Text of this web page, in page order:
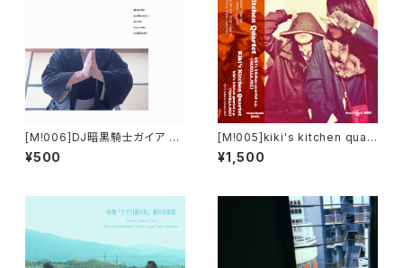
[M!006]DJ暗黒騎士ガイア - r
estless priest
¥500
[M​!​005​]​kiki's kitchen quart
et - kiki's kitchen quartet
e​.​p. (VANILLA​.​MIX)
¥1,500